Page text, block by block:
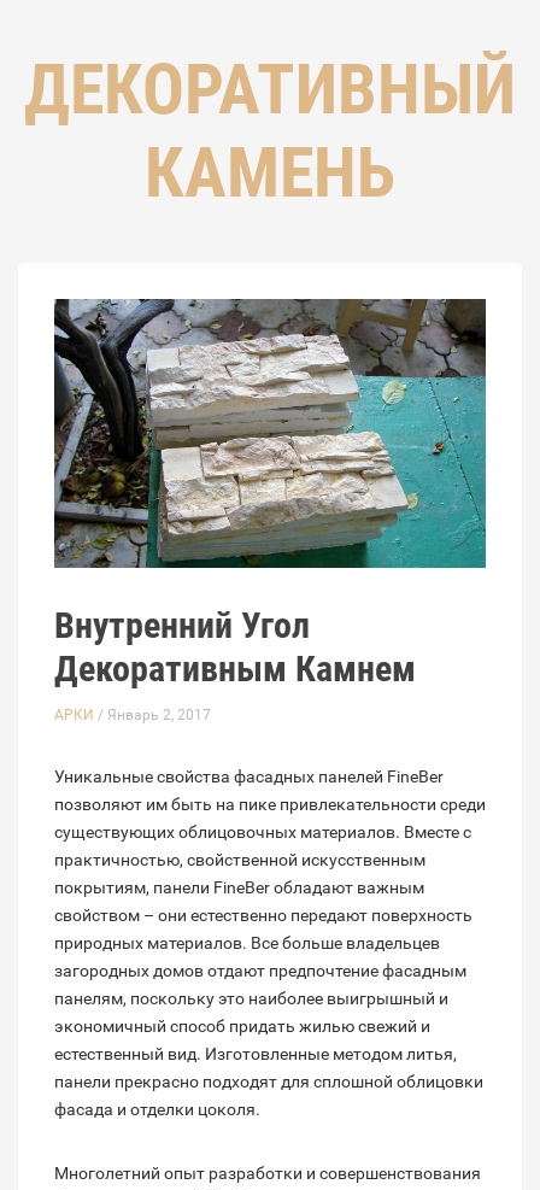
ДЕКОРАТИВНЫЙ
КАМЕНЬ
Внутренний Угол
Декоративным Камнем
АРКИ / Январь 2, 2017
Уникальные свойства фасадных панелей FineBer
позволяют им быть на пике привлекательности среди
существующих облицовочных материалов. Вместе с
практичностью, свойственной искусственным
покрытиям, панели FineBer обладают важным
свойством – они естественно передают поверхность
природных материалов. Все больше владельцев
загородных домов отдают предпочтение фасадным
панелям, поскольку это наиболее выигрышный и
экономичный способ придать жилью свежий и
естественный вид. Изготовленные методом литья,
панели прекрасно подходят для сплошной облицовки
фасада и отделки цоколя.
Многолетний опыт разработки и совершенствования